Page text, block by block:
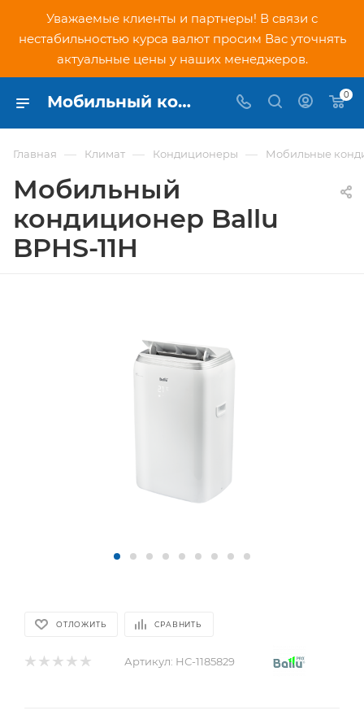
Уважаемые клиенты и партнеры! В связи с
нестабильностью курса валют просим Вас уточнять
актуальные цены у наших менеджеров.
Мобильный кондиционер Ballu BPHS-11H (НС-1185829) - купить по низкой цене в Москве, интернет-магазин PNDtech.ru 0
Главная — Климат — Кондиционеры — Мобильные
Мобильный
кондиционер Ballu
BPHS-11H
ОТЛОЖИТЬ СРАВНИТЬ
Артикул: НС-1185829